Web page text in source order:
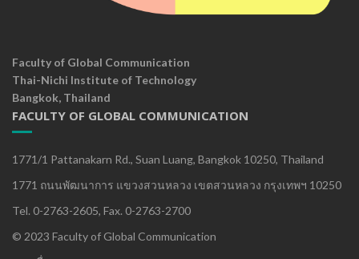
Faculty of Global Communication
Thai-Nichi Institute of Technology
Bangkok, Thailand
FACULTY OF GLOBAL COMMUNICATION
1771/1 Pattanakarn Rd., Suan Luang, Bangkok 10250, Thailand
1771 ถนนพัฒนาการ แขวงสวนหลวง เขตสวนหลวง กรุงเทพฯ 10250
Tel. 0-2763-2605, Fax. 0-2763-2700
© 2023 Faculty of Global Communication